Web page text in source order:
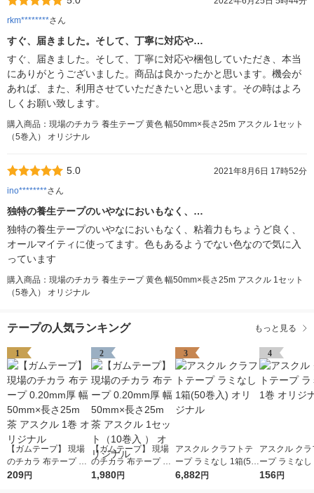
rkm********さん
すぐ、届きました。そして、丁寧に対応や…
すぐ、届きました。そして、丁寧に対応や梱包していただき、本当
にありがとうございました。商品は良かったかと思います。機会が
あれば、また、利用させていただきたいと思います。その時はよろ
しくお願い致します。
購入商品：現場のチカラ 養生テープ 黄色 幅50mm×長さ25m アスクル 1セット
（5巻入） オリジナル
5.0
2021年8月6日 17時52分
ino********さん
独特の養生テープのいやなにおいもなく、…
独特の養生テープのいやなにおいもなく、粘着力もちょうど良く、
オールマイティに使ってます。色もあるようでない色なので気に入
っています
購入商品：現場のチカラ 養生テープ 黄色 幅50mm×長さ25m アスクル 1セット
（5巻入） オリジナル
テープの人気ランキング もっと見る
1
【ガムテープ】 現場
のチカラ 布テープ 0.2
0mm厚 幅50mm×長さ
209円
2
【ガムテープ】 現場
のチカラ 布テープ 0.2
0mm厚 幅50mm×長さ
1,980円
3
アスクル クラフトテ
ープ ラミなし 1箱(50
巻入) オリジナル
6,882円
4
アスクル ク
ープ ラミなし
リジナル
156円